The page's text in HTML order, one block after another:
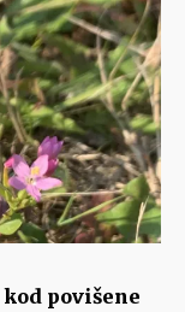
povišene